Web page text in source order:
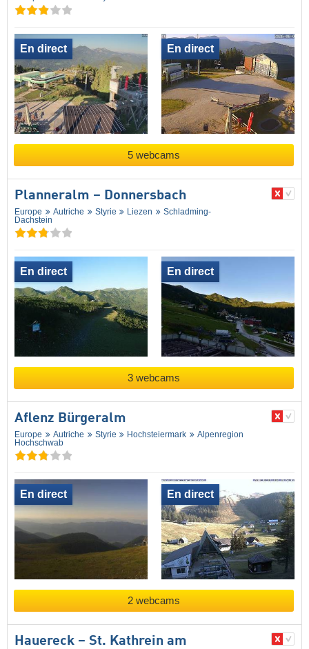
En direct En direct
5 webcams
Planneralm – Donnersbach
Europe Autriche Styrie Liezen
Schladming-
Dachstein
En direct En direct
3 webcams
Aflenz Bürgeralm
Europe Autriche Styrie Hochsteiermark
Alpenregion
Hochschwab
En direct En direct
2 webcams
Hauereck – St. Kathrein am